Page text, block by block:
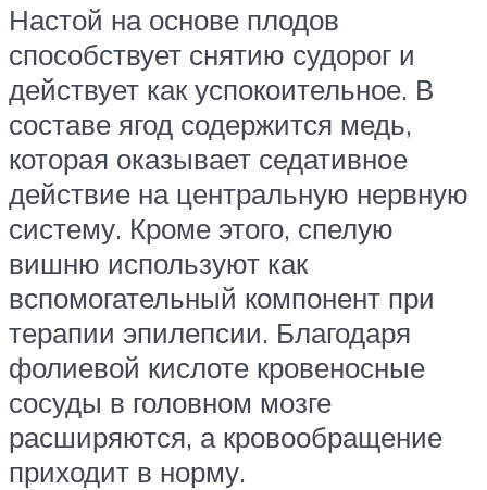
Настой на основе плодов
способствует снятию судорог и
действует как успокоительное. В
составе ягод содержится медь,
которая оказывает седативное
действие на центральную нервную
систему. Кроме этого, спелую
вишню используют как
вспомогательный компонент при
терапии эпилепсии. Благодаря
фолиевой кислоте кровеносные
сосуды в головном мозге
расширяются, а кровообращение
приходит в норму.